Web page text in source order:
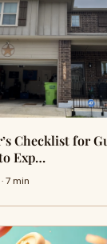
Checklist for
Exp…
7 min